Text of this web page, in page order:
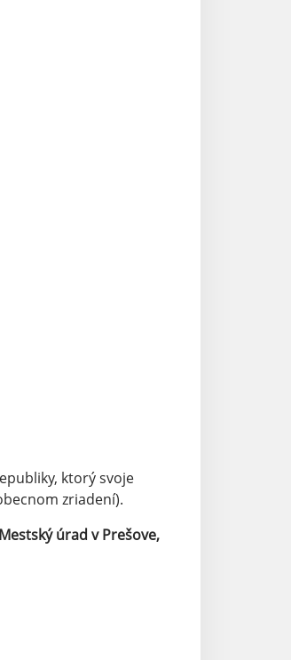
ktorý svoje
zriadení).
úrad v Prešove,